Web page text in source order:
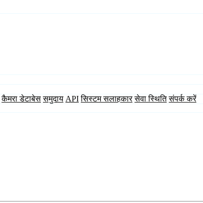
कैमरा डेटाबेस समुदाय API सिस्टम सलाहकार सेवा स्थिति संपर्क करें